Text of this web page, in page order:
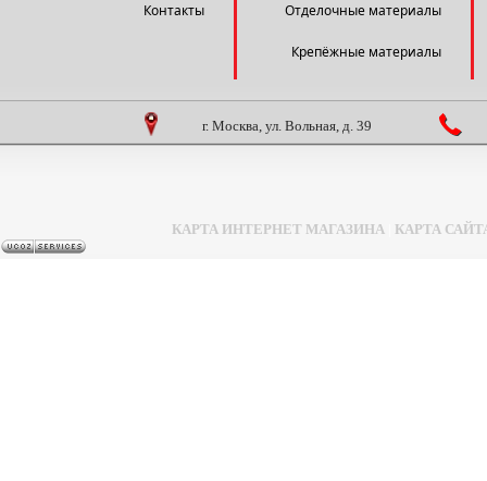
Контакты Отделочные материалы
Крепёжные материалы
г. Москва, ул. Вольная, д. 39
КАРТА ИНТЕРНЕТ МАГАЗИНА КАРТА